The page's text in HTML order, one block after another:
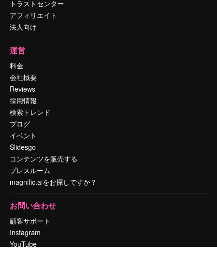
トラストセンター
アフィリエイト
法人向け
運営
料金
会社概要
Reviews
採用情報
検索トレンド
ブログ
イベント
Slidesgo
コンテンツを販売する
プレスルーム
magnific.aiをお探しですか？
お問い合わせ
顧客サポート
Instagram
YouTube